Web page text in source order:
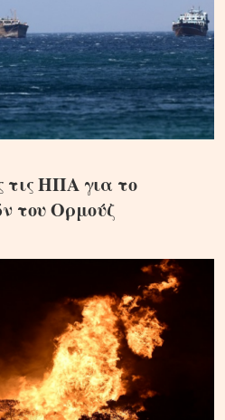
τις ΗΠΑ για το
του Ορμούζ